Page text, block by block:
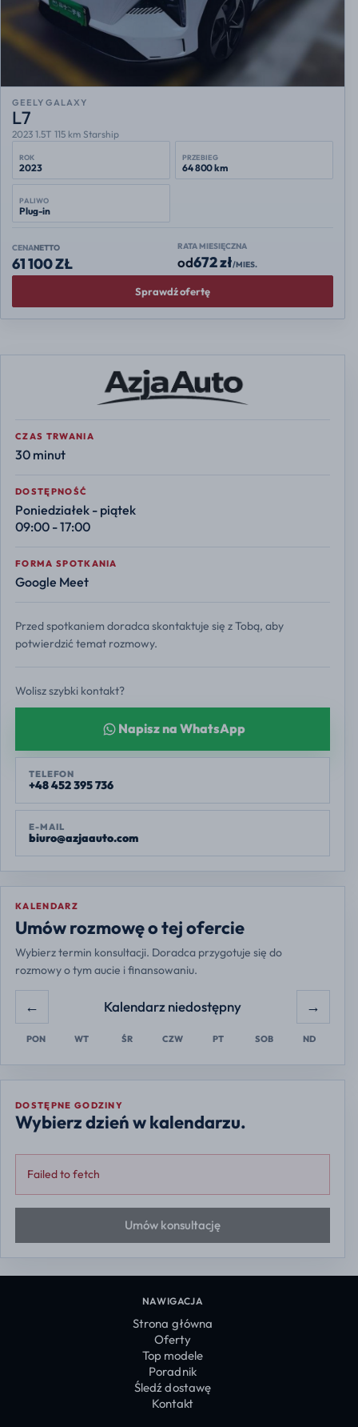
GEELY GALAXY
L7
2023 1.5T 115 km Starship
ROK
2023
PRZEBIEG
64 800 km
PALIWO
Plug-in
CENANETTO
61 100 ZŁ
RATA MIESIĘCZNA
od672 zł/MIES.
Sprawdź ofertę
CZAS TRWANIA
30 minut
DOSTĘPNOŚĆ
Poniedziałek - piątek
09:00 - 17:00
FORMA SPOTKANIA
Google Meet
Przed spotkaniem doradca skontaktuje się z Tobą, aby
potwierdzić temat rozmowy.
Wolisz szybki kontakt?
Napisz na WhatsApp
TELEFON
+48 452 395 736
E-MAIL
biuro@azjaauto.com
KALENDARZ
Umów rozmowę o tej ofercie
Wybierz termin konsultacji. Doradca przygotuje się do
rozmowy o tym aucie i finansowaniu.
Europe/Warsaw
← Kalendarz niedostępny →
PON WT ŚR CZW PT SOB ND
DOSTĘPNE GODZINY
Wybierz dzień w kalendarzu.
Failed to fetch
Umów konsultację
NAWIGACJA
Strona główna
Oferty
Top modele
Poradnik
Śledź dostawę
Kontakt